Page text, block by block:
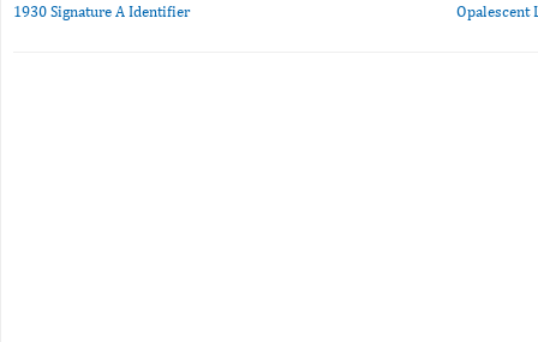
1930 Signature A Identifier
Opalescent